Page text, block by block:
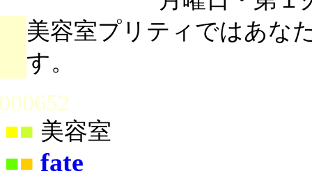
美容室プリティではあな
す。
■ 美容室
■■ fate